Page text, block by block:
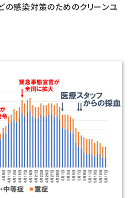
の感染対策のためのクリーンユ